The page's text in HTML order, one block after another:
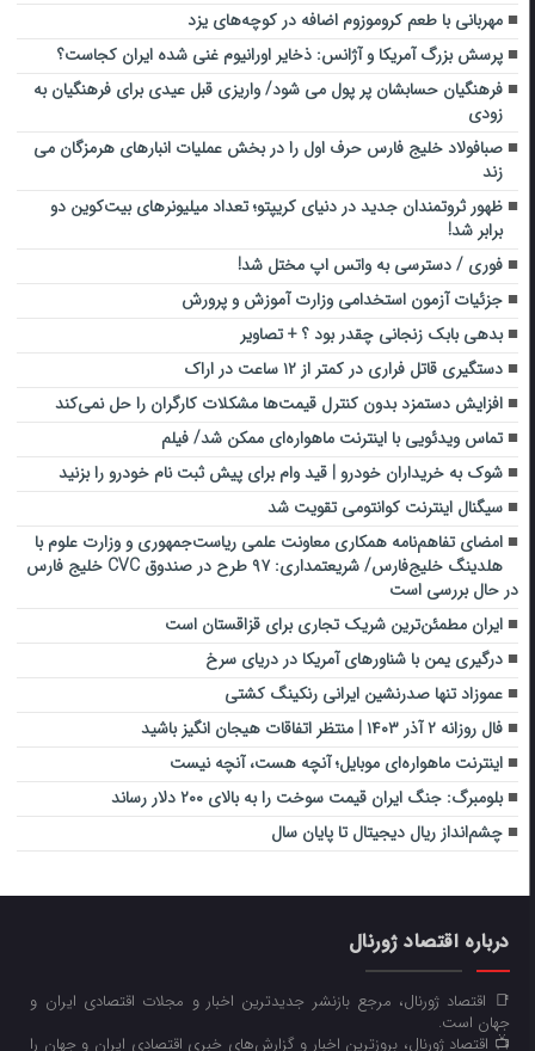
مهربانی با طعم کروموزوم اضافه در کوچه‌های یزد
پرسش بزرگ آمریکا و آژانس: ذخایر اورانیوم غنی شده ایران کجاست؟
فرهنگیان حسابشان پر پول می شود/ واریزی قبل عیدی برای فرهنگیان به
زودی
صبافولاد خلیج فارس حرف اول را در بخش عملیات انبارهای هرمزگان می
زند
ظهور ثروتمندان جدید در دنیای کریپتو؛ تعداد میلیونرهای بیت‌کوین دو
برابر شد!
فوری / دسترسی به واتس اپ مختل شد!
جزئیات آزمون استخدامی وزارت آموزش و پرورش
بدهی بابک زنجانی چقدر بود ؟ + تصاویر
دستگیری قاتل فراری در کمتر از ۱۲ ساعت در اراک
افزایش دستمزد بدون کنترل قیمت‌ها مشکلات کارگران را حل نمی‌کند
تماس ویدئویی با اینترنت ماهواره‌ای ممکن شد/ فیلم
شوک به خریداران خودرو | قید وام برای پیش ثبت نام خودرو را بزنید
سیگنال‌ اینترنت کوانتومی تقویت شد
امضای تفاهم‌نامه همکاری معاونت علمی ریاست‌جمهوری و وزارت علوم با
هلدینگ خلیج‌فارس/ شریعتمداری: ۹۷ طرح در صندوق CVC خلیج فارس
در حال بررسی است
ایران مطمئن‌ترین شریک تجاری برای قزاقستان است
درگیری یمن با شناورهای آمریکا در دریای سرخ
عموزاد تنها صدرنشین ایرانی رنکینگ کشتی
فال روزانه ۲ آذر ۱۴۰۳ | منتظر اتفاقات هیجان انگیز باشید
اینترنت ماهواره‌ای موبایل؛ آنچه هست، آنچه نیست
بلومبرگ: جنگ ایران قیمت سوخت را به بالای ۲۰۰ دلار رساند
چشم‌انداز ریال دیجیتال تا پایان سال
درباره اقتصاد ژورنال
📑 اقتصاد ژورنال، مرجع بازنشر جدیدترین اخبار و مجلات اقتصادی ایران و
جهان است.
📺 اقتصاد ژورنال، بروزترین اخبار و گزارش‌های خبری اقتصادی ایران و جهان را